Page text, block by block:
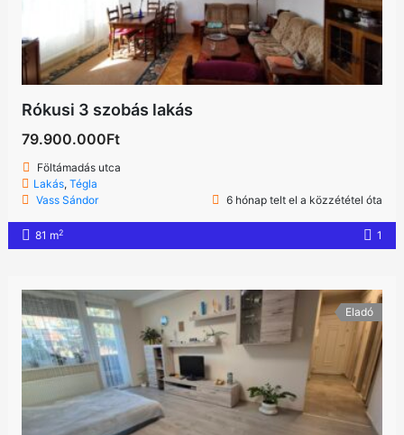
Rókusi 3 szobás lakás
79.900.000Ft
Föltámadás utca
Lakás, Tégla
Vass Sándor
6 hónap telt el a közzététel óta
81 m2 1
Eladó